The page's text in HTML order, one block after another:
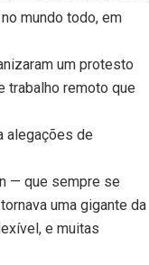
mundo todo, em
um protesto
trabalho remoto que
alegações de
— que sempre se
uma gigante da
e muitas